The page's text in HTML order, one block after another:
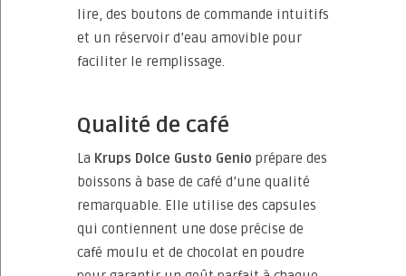
lire, des boutons de commande intuitifs
et un réservoir d’eau amovible pour
faciliter le remplissage.
Qualité de café
La Krups Dolce Gusto Genio prépare des
boissons à base de café d’une qualité
remarquable. Elle utilise des capsules
qui contiennent une dose précise de
café moulu et de chocolat en poudre